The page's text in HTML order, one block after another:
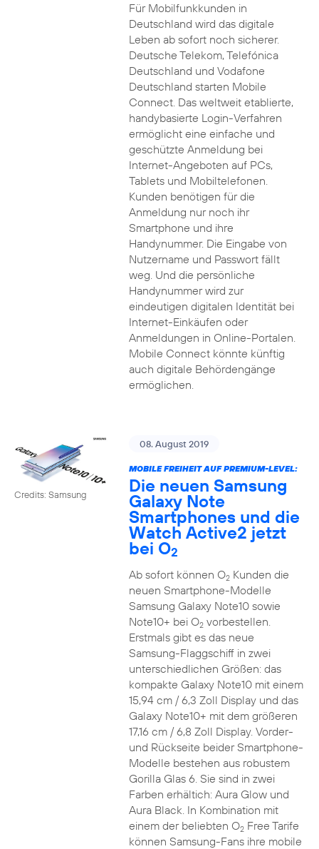
Für Mobilfunkkunden in
Deutschland wird das digitale
Leben ab sofort noch sicherer.
Deutsche Telekom, Telefónica
Deutschland und Vodafone
Deutschland starten Mobile
Connect. Das weltweit etablierte,
handybasierte Login-Verfahren
ermöglicht eine einfache und
geschützte Anmeldung bei
Internet-Angeboten auf PCs,
Tablets und Mobiltelefonen.
Kunden benötigen für die
Anmeldung nur noch ihr
Smartphone und ihre
Handynummer. Die Eingabe von
Nutzername und Passwort fällt
weg. Und die persönliche
Handynummer wird zur
eindeutigen digitalen Identität bei
Internet-Einkäufen oder
Anmeldungen in Online-Portalen.
Mobile Connect könnte künftig
auch digitale Behördengänge
ermöglichen.
Credits: Samsung
08. August 2019
MOBILE FREIHEIT AUF PREMIUM-LEVEL:
Die neuen Samsung
Galaxy Note
Smartphones und die
Watch Active2 jetzt
bei O2
Ab sofort können O2Kunden die
neuen Smartphone-Modelle
Samsung Galaxy Note10 sowie
Note10+ bei O2vorbestellen.
Erstmals gibt es das neue
Samsung-Flaggschiff in zwei
unterschiedlichen Größen: das
kompakte Galaxy Note10 mit einem
15,94 cm / 6,3 Zoll Display und das
Galaxy Note10+ mit dem größeren
17,16 cm / 6,8 Zoll Display. Vorder-
und Rückseite beider Smartphone-
Modelle bestehen aus robustem
Gorilla Glas 6. Sie sind in zwei
Farben erhältich: Aura Glow und
Aura Black. In Kombination mit
einem der beliebten O2Free Tarife
können Samsung-Fans ihre mobile